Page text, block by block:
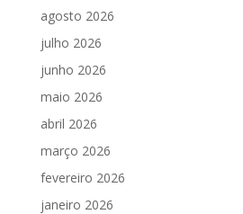
agosto 2026
julho 2026
junho 2026
maio 2026
abril 2026
março 2026
fevereiro 2026
janeiro 2026